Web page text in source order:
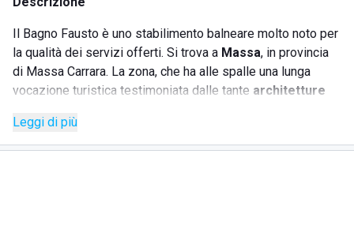
Il Bagno Fausto è uno stabilimento balneare molto noto per
la qualità dei servizi offerti. Si trova a Massa, in provincia
di Massa Carrara. La zona, che ha alle spalle una lunga
vocazione turistica testimoniata dalle tante architetture
litorale e dall'unicità del paesaggio naturale che alterna le
acque limpidissime del mare alla presenza delleAlpi
Leggi di più